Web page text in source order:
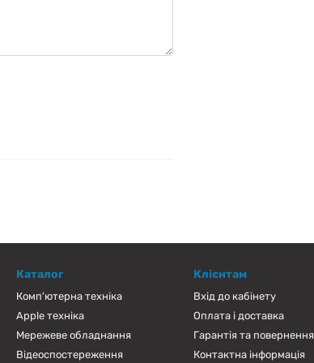
Каталог
Комп'ютерна техніка
Apple техніка
Мережеве обладнання
Відеоспостереження
Клієнтам
Вхід до кабінету
Оплата і доставка
Гарантія та повернення
Контактна інформація